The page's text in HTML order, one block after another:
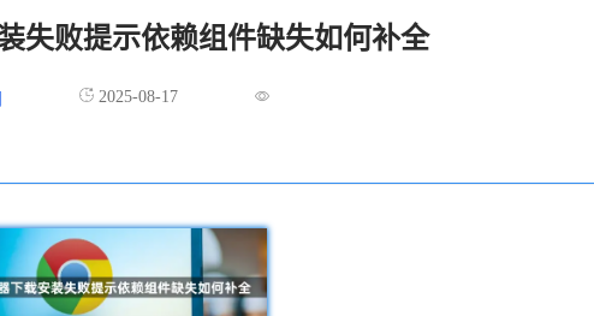
失败提示依赖组件缺失如何补全
2025-08-17